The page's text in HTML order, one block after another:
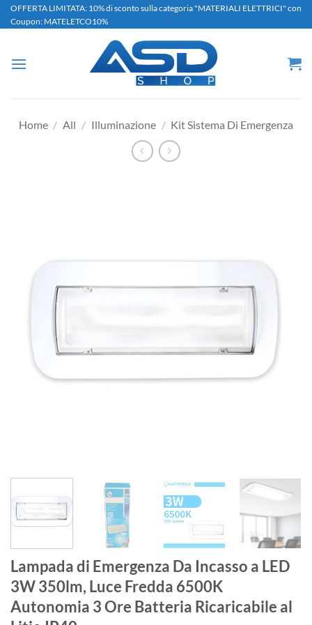
Salta
ai
OFFERTA LIMITATA: 10% di sconto sulla categoria "MATERIALI ELETTRICI" con
Coupon: MATELETCO10%
Home / All / Illuminazione / Kit Sistema Di Emergenza
Lampada di Emergenza Da Incasso a LED
3W 350lm, Luce Fredda 6500K
Autonomia 3 Ore Batteria Ricaricabile al